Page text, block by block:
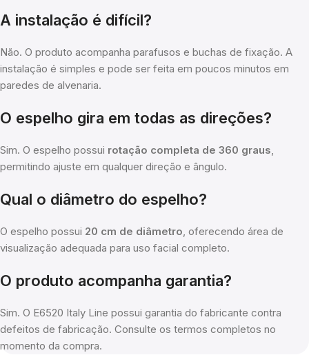
A instalação é difícil?
Não. O produto acompanha parafusos e buchas de fixação. A
instalação é simples e pode ser feita em poucos minutos em
paredes de alvenaria.
O espelho gira em todas as direções?
Sim. O espelho possui rotação completa de 360 graus,
permitindo ajuste em qualquer direção e ângulo.
Qual o diâmetro do espelho?
O espelho possui 20 cm de diâmetro, oferecendo área de
visualização adequada para uso facial completo.
O produto acompanha garantia?
Sim. O E6520 Italy Line possui garantia do fabricante contra
defeitos de fabricação. Consulte os termos completos no
momento da compra.